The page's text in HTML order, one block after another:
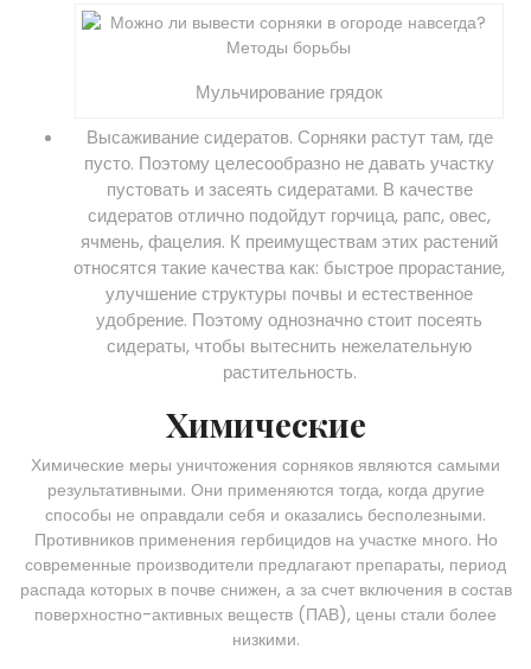
Мульчирование грядок
Высаживание сидератов. Сорняки растут там, где
пусто. Поэтому целесообразно не давать участку
пустовать и засеять сидератами. В качестве
сидератов отлично подойдут горчица, рапс, овес,
ячмень, фацелия. К преимуществам этих растений
относятся такие качества как: быстрое прорастание,
улучшение структуры почвы и естественное
удобрение. Поэтому однозначно стоит посеять
сидераты, чтобы вытеснить нежелательную
растительность.
Химические
Химические меры уничтожения сорняков являются самыми
результативными. Они применяются тогда, когда другие
способы не оправдали себя и оказались бесполезными.
Противников применения гербицидов на участке много. Но
современные производители предлагают препараты, период
распада которых в почве снижен, а за счет включения в состав
поверхностно-активных веществ (ПАВ), цены стали более
низкими.